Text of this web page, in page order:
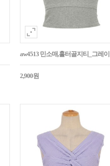
aw4513 민소매,홀터골지티_그레이
2,900원